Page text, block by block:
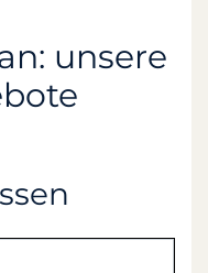
unsere